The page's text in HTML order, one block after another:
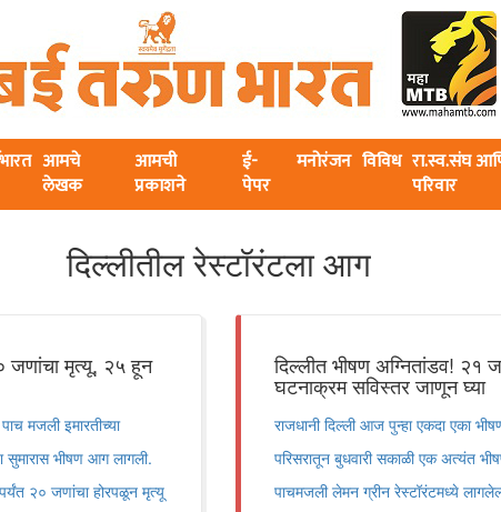
आमचे
लेखक
आमची
प्रकाशने
ई-
पेपर
मनोरंजन विविध रा.स्व.संघ
परिवार
दिल्लीतील रेस्टॉरंटला आग
जणांचा मृत्यू, २५ हून
मजली इमारतीच्या
सुमारास भीषण आग लागली.
२० जणांचा होरपळून मृत्यू
दिल्लीत भीषण अग्नितांडव! २१
घटनाक्रम सविस्तर जाणून घ्या
राजधानी दिल्ली आज पुन्हा एकदा एका
परिसरातून बुधवारी सकाळी एक अत्यंत
पाचमजली लेमन ग्रीन रेस्टॉरंटमध्ये